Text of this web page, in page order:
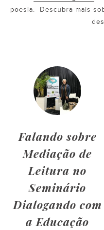
poesia. Descubra mais
Falando sobre
Mediação de
Leitura no
Seminário
Dialogando com
a Educação